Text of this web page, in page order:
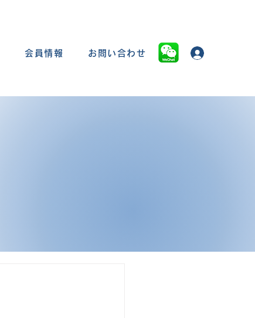
会員情報 お問い合わせ